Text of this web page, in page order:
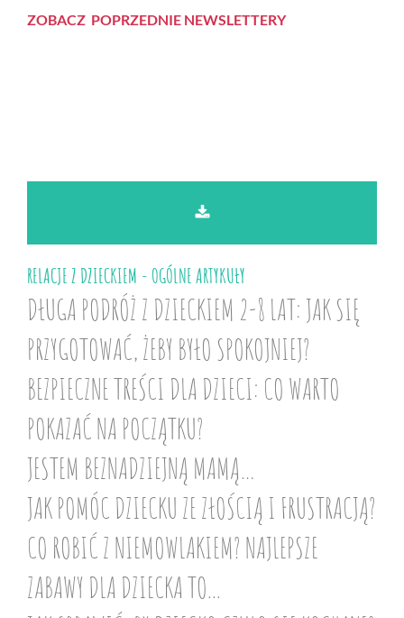
ZOBACZ POPRZEDNIE NEWSLETTERY
RELACJE Z DZIECKIEM - OGÓLNE ARTYKUŁY
DŁUGA PODRÓŻ Z DZIECKIEM 2-8 LAT: JAK SIĘ
PRZYGOTOWAĆ, ŻEBY BYŁO SPOKOJNIEJ?
BEZPIECZNE TREŚCI DLA DZIECI: CO WARTO
POKAZAĆ NA POCZĄTKU?
JESTEM BEZNADZIEJNĄ MAMĄ…
JAK POMÓC DZIECKU ZE ZŁOŚCIĄ I FRUSTRACJĄ?
CO ROBIĆ Z NIEMOWLAKIEM? NAJLEPSZE
ZABAWY DLA DZIECKA TO...